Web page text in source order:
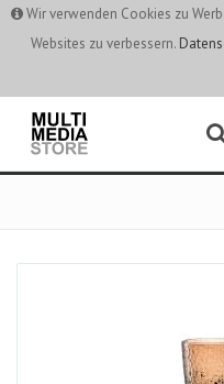
Wir verwenden Cookies zu
Websites zu verbessern.